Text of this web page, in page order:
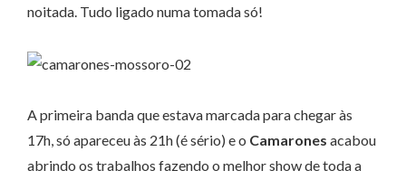
noitada. Tudo ligado numa tomada só!
A primeira banda que estava marcada para chegar às
17h, só apareceu às 21h (é sério) e o Camarones acabou
abrindo os trabalhos fazendo o melhor show de toda a